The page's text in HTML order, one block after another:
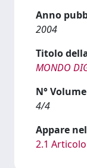
Anno
2004
Titolo
MONDO
N° Volume
4/4
Appare
2.1